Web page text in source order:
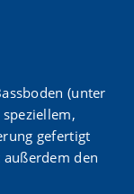
(unter
gefertigt
den